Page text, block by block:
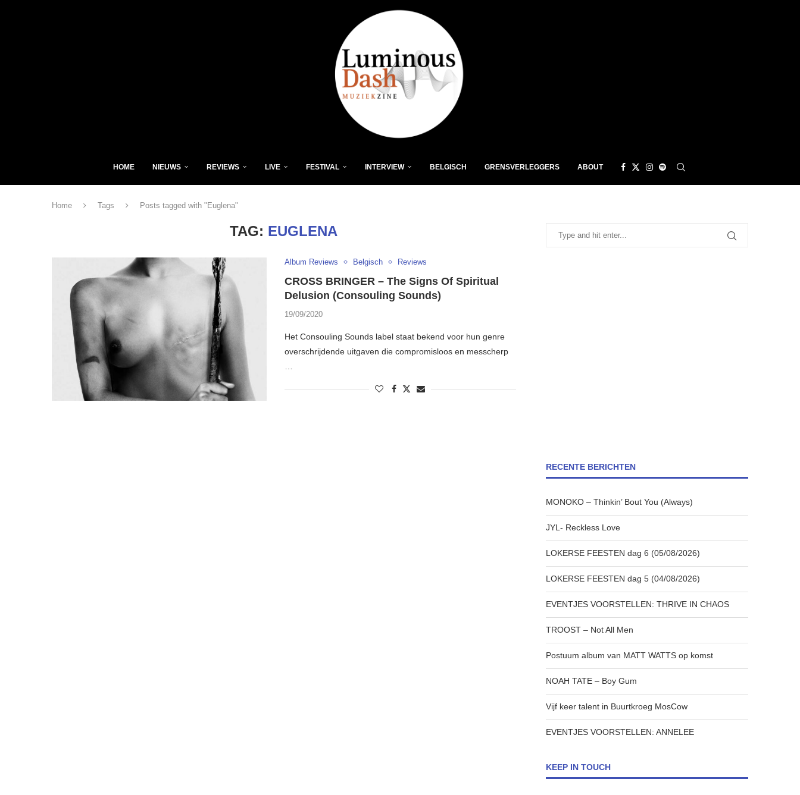
HOME NIEUWS REVIEWS LIVE FESTIVAL INTERVIEW BELGISCH GRENSVERLEGGERS ABOUT
Home Tags Posts tagged with "Euglena"
TAG: EUGLENA
Album Reviews Belgisch Reviews
CROSS BRINGER – The Signs Of Spiritual
Delusion (Consouling Sounds)
19/09/2020
Het Consouling Sounds label staat bekend voor hun genre
overschrijdende uitgaven die compromisloos en messcherp
…
RECENTE BERICHTEN
MONOKO – Thinkin’ Bout You (Always)
JYL- Reckless Love
LOKERSE FEESTEN dag 6 (05/08/2026)
LOKERSE FEESTEN dag 5 (04/08/2026)
EVENTJES VOORSTELLEN: THRIVE IN CHAOS
TROOST – Not All Men
Postuum album van MATT WATTS op komst
NOAH TATE – Boy Gum
Vijf keer talent in Buurtkroeg MosCow
EVENTJES VOORSTELLEN: ANNELEE
KEEP IN TOUCH